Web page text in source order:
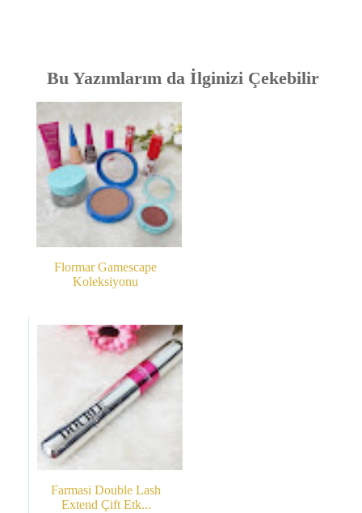
Bu Yazımlarım da İlginizi Çekebilir
Flormar Gamescape
Koleksiyonu
Farmasi Double Lash
Extend Çift Etk...